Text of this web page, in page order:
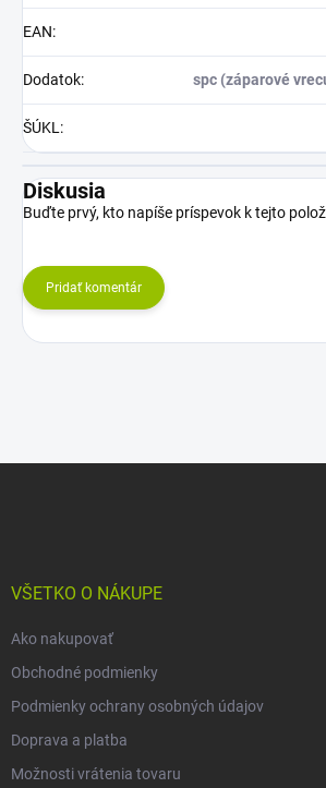
EAN:
Dodatok: spc (záparové
ŠÚKL:
Diskusia
Buďte prvý, kto napíše príspevok k tejto
Pridať komentár
VŠETKO O NÁKUPE
Ako nakupovať
Obchodné podmienky
Podmienky ochrany osobných údajov
Doprava a platba
Možnosti vrátenia tovaru